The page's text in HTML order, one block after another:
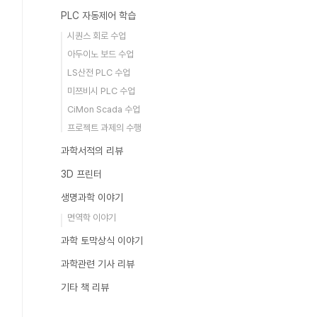
PLC 자동제어 학습
시퀀스 회로 수업
아두이노 보드 수업
LS산전 PLC 수업
미쯔비시 PLC 수업
CiMon Scada 수업
프로젝트 과제의 수행
과학서적의 리뷰
3D 프린터
생명과학 이야기
면역학 이야기
과학 토막상식 이야기
과학관련 기사 리뷰
기타 책 리뷰